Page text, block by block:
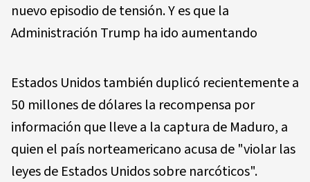
nuevo episodio de tensión. Y es que la
Administración Trump ha ido aumentando
Estados Unidos también duplicó recientemente a
50 millones de dólares la recompensa por
información que lleve a la captura de Maduro, a
quien el país norteamericano acusa de "violar las
leyes de Estados Unidos sobre narcóticos".